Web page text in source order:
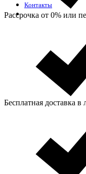
Контакты
Рассрочка от 0% или
Бесплатная доставка